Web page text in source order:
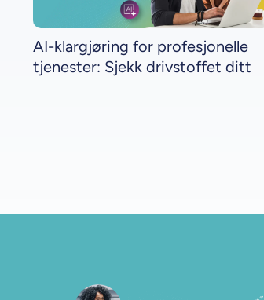
AI-klargjøring for profesjonelle
tjenester: Sjekk drivstoffet ditt